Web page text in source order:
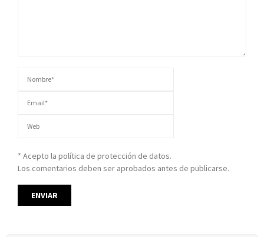
* Acepto la política de protección de datos.
Los comentarios deben ser aprobados antes de publicarse.